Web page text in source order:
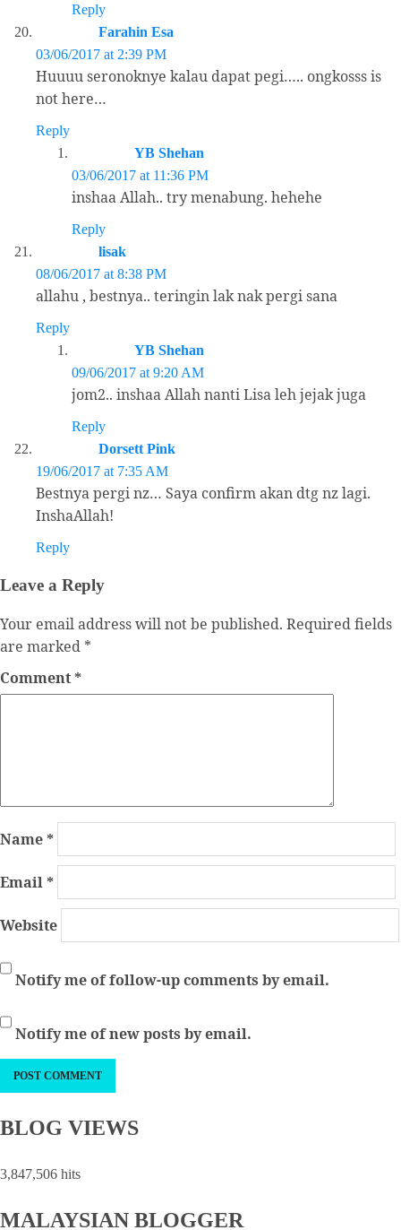
Reply
Farahin Esa
03/06/2017 at 2:39 PM
Huuuu seronoknye kalau dapat pegi….. ongkosss is
not here…
Reply
YB Shehan
03/06/2017 at 11:36 PM
inshaa Allah.. try menabung. hehehe
Reply
lisak
08/06/2017 at 8:38 PM
allahu , bestnya.. teringin lak nak pergi sana
Reply
YB Shehan
09/06/2017 at 9:20 AM
jom2.. inshaa Allah nanti Lisa leh jejak juga
Reply
Dorsett Pink
19/06/2017 at 7:35 AM
Bestnya pergi nz… Saya confirm akan dtg nz lagi.
InshaAllah!
Reply
Leave a Reply
Your email address will not be published. Required fields
are marked *
Comment*
Name*
Email*
Website
Notify me of follow-up comments by email.
Notify me of new posts by email.
BLOG VIEWS
3,847,506 hits
MALAYSIAN BLOGGER